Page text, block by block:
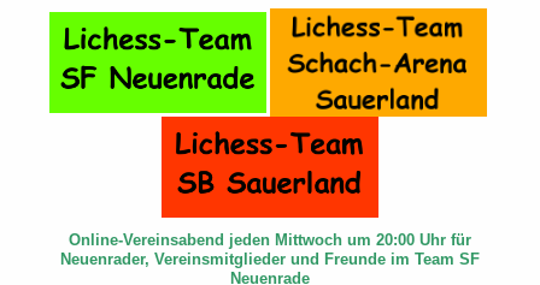
Online-Vereinsabend jeden Mittwoch um 20:00 Uhr für
Neuenrader, Vereinsmitglieder und Freunde im Team SF
Neuenrade